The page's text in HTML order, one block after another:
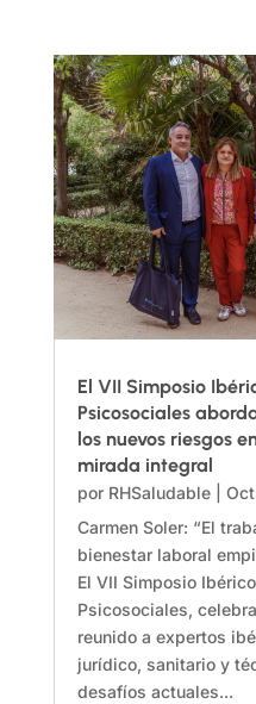
El VII Simposio
Psicosociales
los nuevos riesgos
mirada integral
por RHSaludable|
Carmen Soler: “El
bienestar laboral
El VII Simposio
Psicosociales,
reunido a expertos
jurídico, sanitario y
desafíos actuales...